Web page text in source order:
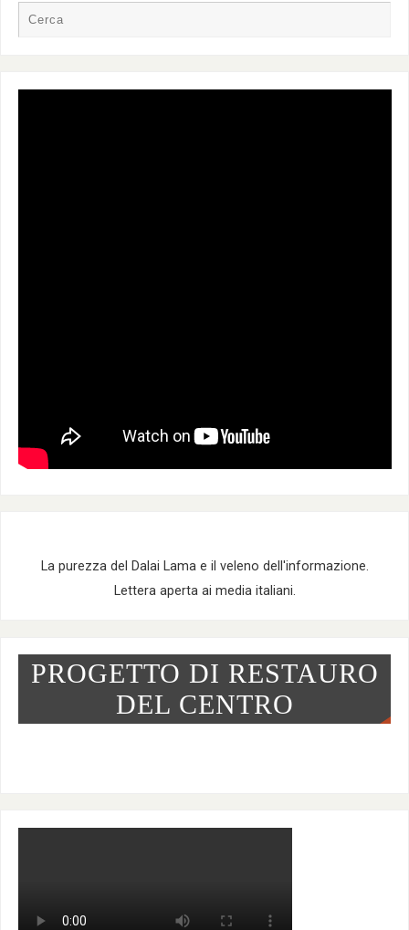
La purezza del Dalai Lama e il veleno dell'informazione.
Lettera aperta ai media italiani.
PROGETTO DI RESTAURO
DEL CENTRO